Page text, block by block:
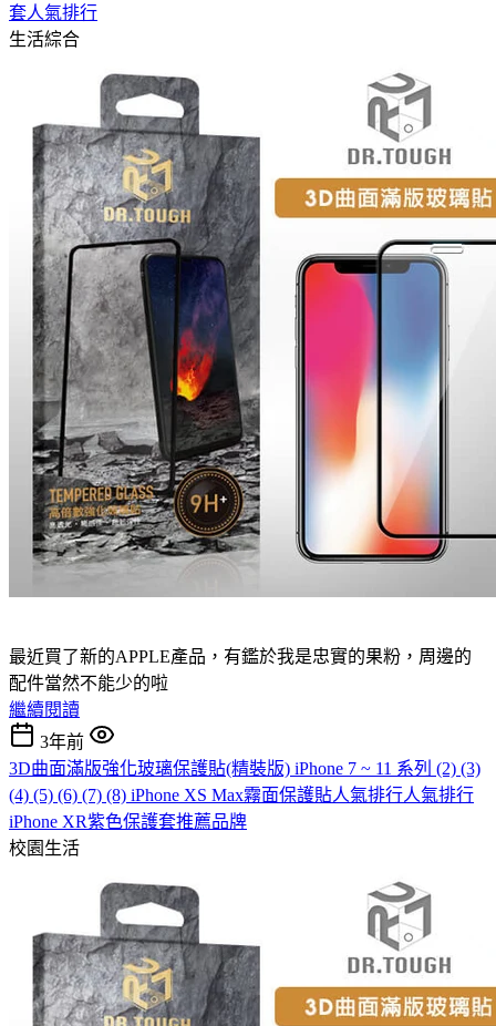
套人氣排行
生活綜合
最近買了新的APPLE產品，有鑑於我是忠實的果粉，周邊的
配件當然不能少的啦
繼續閱讀
3年前
3D曲面滿版強化玻璃保護貼(精裝版) iPhone 7 ~ 11 系列 (2) (3)
(4) (5) (6) (7) (8) iPhone XS Max霧面保護貼人氣排行人氣排行
iPhone XR紫色保護套推薦品牌
校園生活